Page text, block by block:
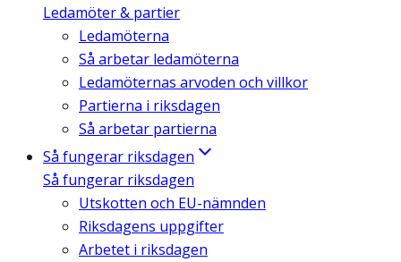
Ledamöter & partier
Ledamöterna
Så arbetar ledamöterna
Ledamöternas arvoden och villkor
Partierna i riksdagen
Så arbetar partierna
Så fungerar riksdagen
Så fungerar riksdagen
Utskotten och EU-nämnden
Riksdagens uppgifter
Arbetet i riksdagen